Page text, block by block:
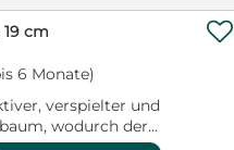
cm
6 Monate)
verspielter und
wodurch der
